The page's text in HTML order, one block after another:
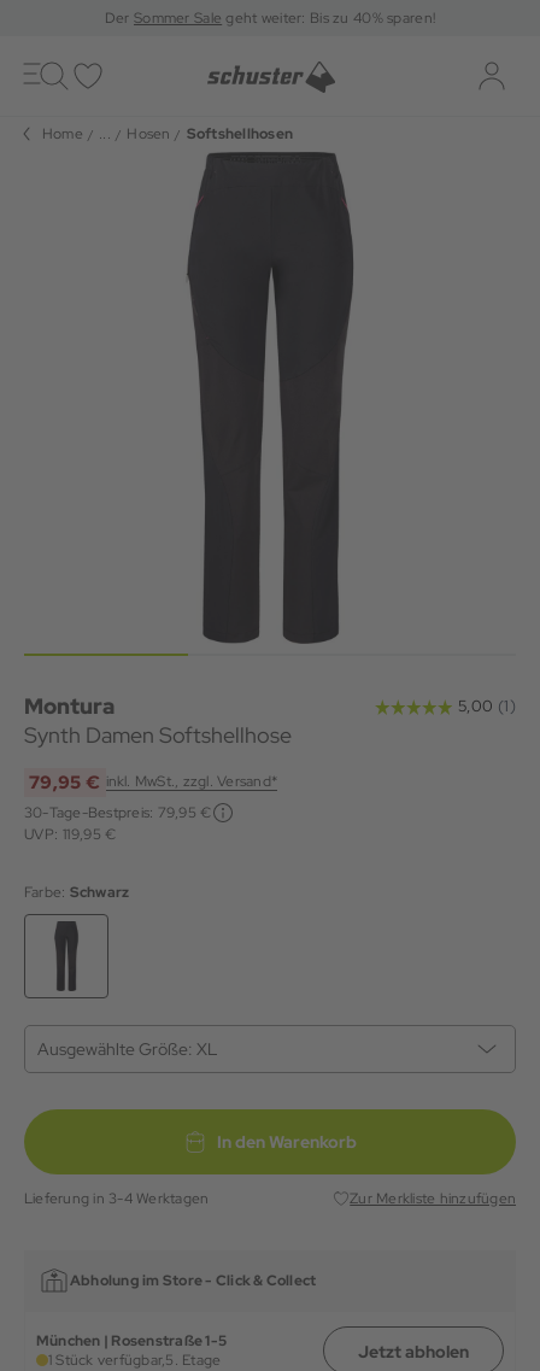
DerSommer Sale geht weiter: Bis zu 40% sparen!
Toggle
navigation
Home ... Hosen Softshellhosen
Montura
Synth Damen Softshellhose
79,95 € inkl. MwSt., zzgl. Versand*
30-Tage-Bestpreis: 79,95 €
UVP: 119,95 €
Farbe: Schwarz
Ausgewählte Größe: XL
In den Warenkorb
Lieferung in 3-4 Werktagen Zur Merkliste hinzufügen
Abholung im Store - Click & Collect
München | Rosenstraße 1-5
1 Stück verfügbar,5. Etage Jetzt abholen